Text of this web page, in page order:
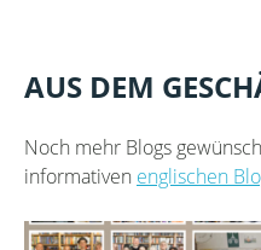
AUS DEM
Noch mehr Blogs
informativen englischen